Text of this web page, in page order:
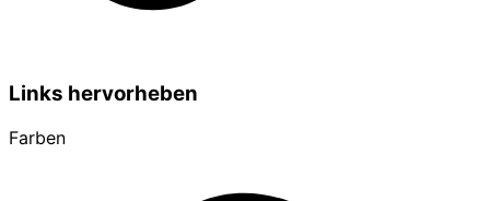
Links hervorheben
Farben